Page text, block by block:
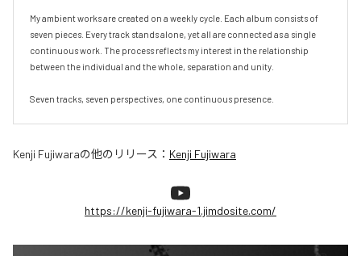
My ambient works are created on a weekly cycle. Each album consists of
seven pieces. Every track stands alone, yet all are connected as a single
continuous work. The process reflects my interest in the relationship
between the individual and the whole, separation and unity.
Seven tracks, seven perspectives, one continuous presence.
Kenji Fujiwaraの他のリリース： Kenji Fujiwara
https://kenji-fujiwara-1.jimdosite.com/